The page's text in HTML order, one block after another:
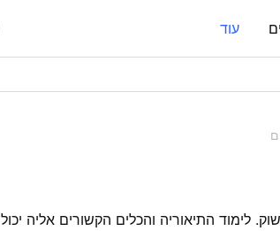
עוד
לימוד התיאוריה והכלים הקשורים אליה יכול